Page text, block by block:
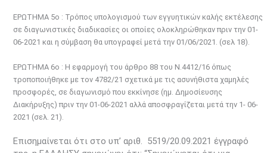
ΕΡΩΤΗΜΑ 5ο : Τρόπος υπολογισμού των εγγυητικών καλής εκτέλεσης
σε διαγωνιστικές διαδικασίες οι οποίες ολοκληρώθηκαν πριν την 01-
06-2021 και η σύμβαση θα υπογραφεί μετά την 01/06/2021. (σελ 18).
ΕΡΩΤΗΜΑ 6ο : Η εφαρμογή του άρθρο 88 του Ν.4412/16 όπως
τροποποιήθηκε με τον 4782/21 σχετικά με τις ασυνήθιστα χαμηλές
προσφορές, σε διαγωνισμό που εκκίνησε (ημ. Δημοσίευσης
Διακήρυξης) πριν την 01-06-2021 αλλά αποσφραγίζεται μετά την 1- 06-
2021 (σελ. 21).
Επισημαίνεται ότι στο υπ’ αριθ. 5519/20.09.2021 έγγραφό